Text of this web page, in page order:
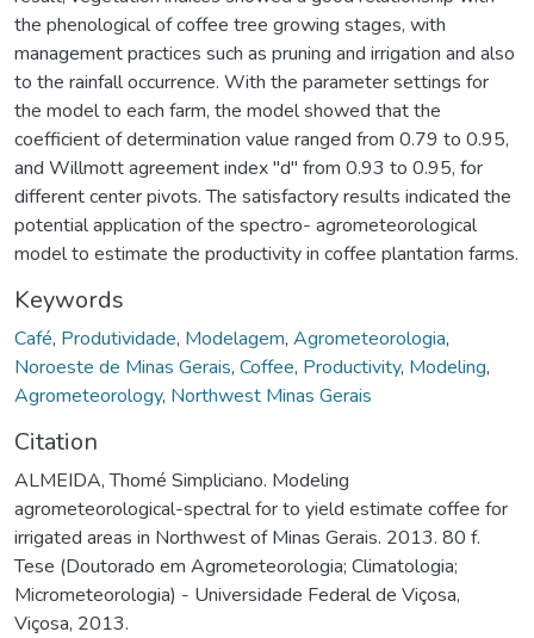
the phenological of coffee tree growing stages, with
management practices such as pruning and irrigation and also
to the rainfall occurrence. With the parameter settings for
the model to each farm, the model showed that the
coefficient of determination value ranged from 0.79 to 0.95,
and Willmott agreement index "d" from 0.93 to 0.95, for
different center pivots. The satisfactory results indicated the
potential application of the spectro- agrometeorological
model to estimate the productivity in coffee plantation farms.
Keywords
Café, Produtividade, Modelagem, Agrometeorologia,
Noroeste de Minas Gerais, Coffee, Productivity, Modeling,
Agrometeorology, Northwest Minas Gerais
Citation
ALMEIDA, Thomé Simpliciano. Modeling
agrometeorological-spectral for to yield estimate coffee for
irrigated areas in Northwest of Minas Gerais. 2013. 80 f.
Tese (Doutorado em Agrometeorologia; Climatologia;
Micrometeorologia) - Universidade Federal de Viçosa,
Viçosa, 2013.